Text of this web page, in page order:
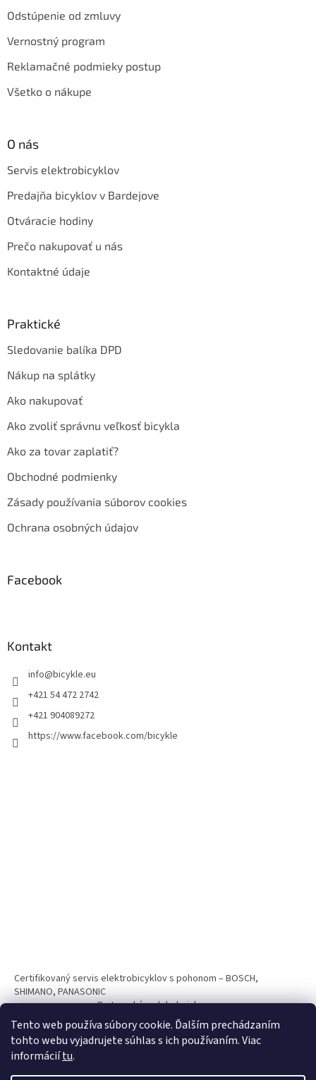
Tento web používa súbory cookie. Ďalším prechádzaním
tohto webu vyjadrujete súhlas s ich používaním. Viac
informáciítu.
Odstúpenie od zmluvy
Vernostný program
Reklamačné podmieky postup
Všetko o nákupe
O nás
Servis elektrobicyklov
Predajňa bicyklov v Bardejove
Otváracie hodiny
Prečo nakupovať u nás
Kontaktné údaje
Praktické
Sledovanie balíka DPD
Nákup na splátky
Ako nakupovať
Ako zvoliť správnu veľkosť bicykla
Ako za tovar zaplatiť?
Obchodné podmienky
Zásady používania súborov cookies
Ochrana osobných údajov
Facebook
Kontakt
info@bicykle.eu
+421 54 472 2742
+421 904089272
https://www.facebook.com/bicykle
Certifikovaný servis elektrobicyklov s pohonom – BOSCH,
SHIMANO, PANASONIC
Partnerský web hokejshop.eu